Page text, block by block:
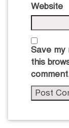
Website
Save my
this